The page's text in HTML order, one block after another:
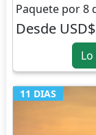
Paquete por 8
Desde
11 DIAS